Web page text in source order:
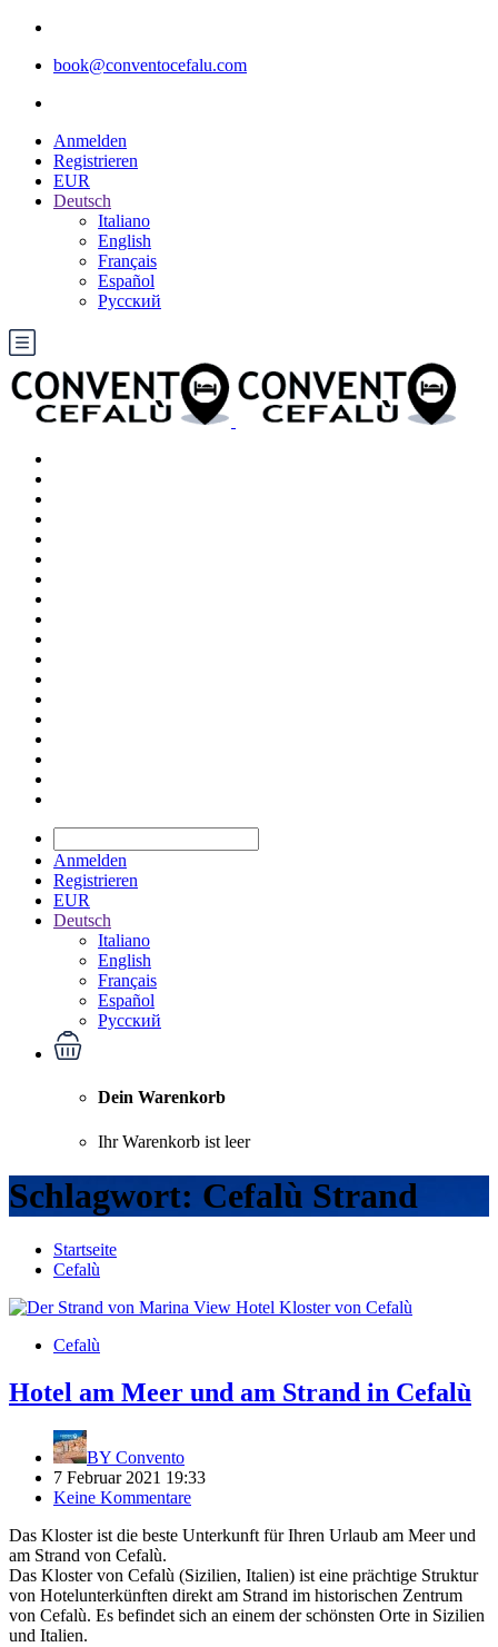
book@conventocefalu.com
Anmelden
Registrieren
EUR
Deutsch
Italiano
English
Français
Español
Русский
Anmelden
Registrieren
EUR
Deutsch
Italiano
English
Français
Español
Русский
Dein Warenkorb
Ihr Warenkorb ist leer
Schlagwort: Cefalù Strand
Startseite
Cefalù
Cefalù
Hotel am Meer und am Strand in Cefalù
BY Convento
7 Februar 2021 19:33
Keine Kommentare
Das Kloster ist die beste Unterkunft für Ihren Urlaub am Meer und
am Strand von Cefalù.
Das Kloster von Cefalù (Sizilien, Italien) ist eine prächtige Struktur
von Hotelunterkünften direkt am Strand im historischen Zentrum
von Cefalù. Es befindet sich an einem der schönsten Orte in Sizilien
und Italien.